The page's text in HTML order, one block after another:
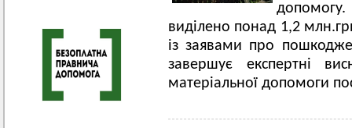
виділено понад 1,2
із заявами про
завершує експертні
матеріальної допомоги